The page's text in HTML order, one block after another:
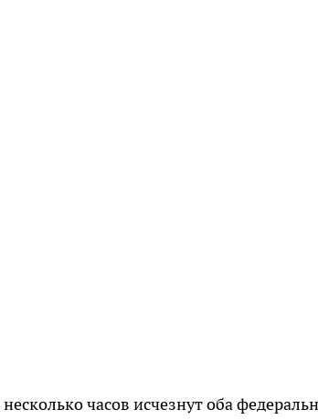
часов исчезнут оба